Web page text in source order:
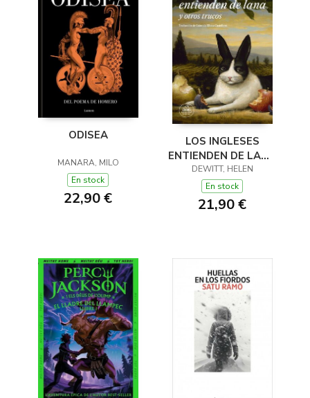
ODISEA
MANARA, MILO
En stock
22,90 €
LOS INGLESES
ENTIENDEN DE LANA
(Y OTROS TRUCOS)
DEWITT, HELEN
En stock
21,90 €